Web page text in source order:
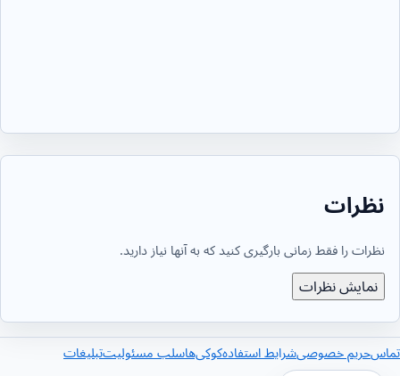
نظرات
نظرات را فقط زمانی بارگیری کنید که به آنها نیاز دارید.
نمایش نظرات
تماسحریم خصوصیشرایط استفادهکوکی‌هاسلب مسئولیتتبلیغات